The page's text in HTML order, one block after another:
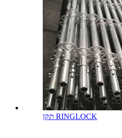
תקן RINGLOCK